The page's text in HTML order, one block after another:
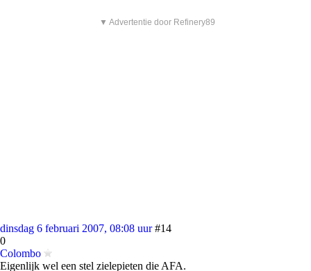
▼ Advertentie door Refinery89
dinsdag 6 februari 2007, 08:08 uur #14
0
Colombo
Eigenlijk wel een stel zielepieten die AFA.